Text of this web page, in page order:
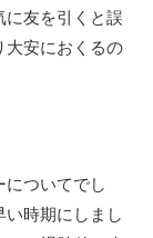
に友を引くと誤
大安におくるの
についてでし
時期にしまし